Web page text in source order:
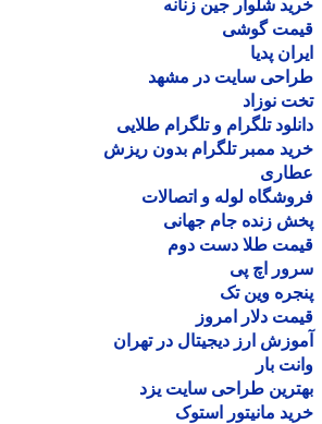
شلوار جین زنانه
گوشی
پدیا
سایت در مشهد
نوزاد
تلگرام و تلگرام طلایی
ممبر تلگرام بدون ریزش
لوله و اتصالات
زنده جام جهانی
طلا دست دوم
اچ پی
وین تک
دلار امروز
ارز دیجیتال در تهران
بار
طراحی سایت یزد
مانیتور استوک